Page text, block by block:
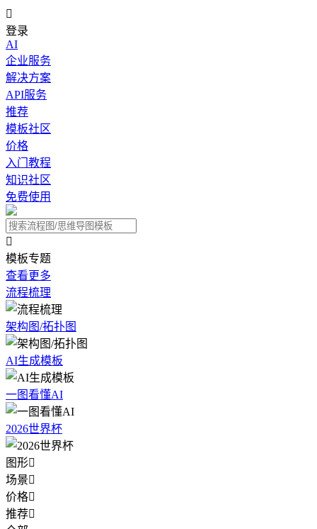

登录
AI
企业服务
解决方案
API服务
推荐
模板社区
价格
入门教程
知识社区
免费使用

模板专题
查看更多
流程梳理
架构图/拓扑图
AI生成模板
一图看懂AI
2026世界杯
图形
场景
价格
推荐